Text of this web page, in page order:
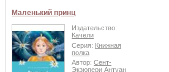
Маленький принц
Издательство:
Качели
Серия: Книжная
полка
Автор: Сент-
Экзюпери Антуан